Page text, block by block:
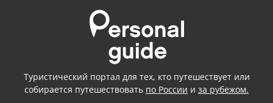
Туристический портал для тех, кто путешествует или
собирается путешествовать по России и за рубежом.